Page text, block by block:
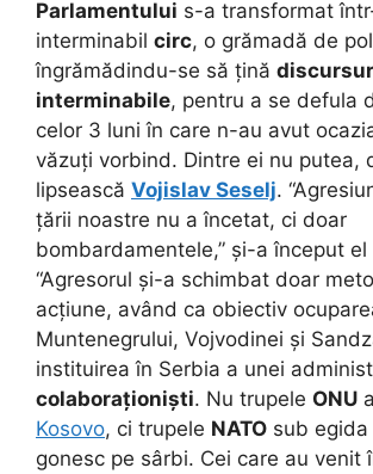
Parlamentului s-a transformat
interminabil circ, o grămadă de
îngrămădindu-se să țină
interminabile, pentru a se defula
celor 3 luni în care n-au avut
văzuți vorbind. Dintre ei nu putea,
lipsească Vojislav Seselj.
țării noastre nu a încetat, ci doar
bombardamentele,” și-a început el
“Agresorul și-a schimbat doar
acțiune, având ca obiectiv
Muntenegrului, Vojvodinei și
instituirea în Serbia a unei
colaboraționiști. Nu trupele ONU
Kosovo, ci trupele NATO sub egida
gonesc pe sârbi. Cei care au venit